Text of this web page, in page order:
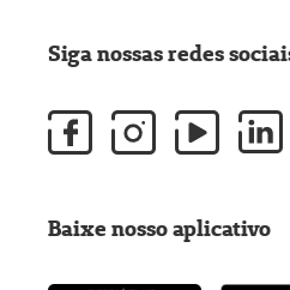
Siga nossas redes
Baixe nosso aplicativo